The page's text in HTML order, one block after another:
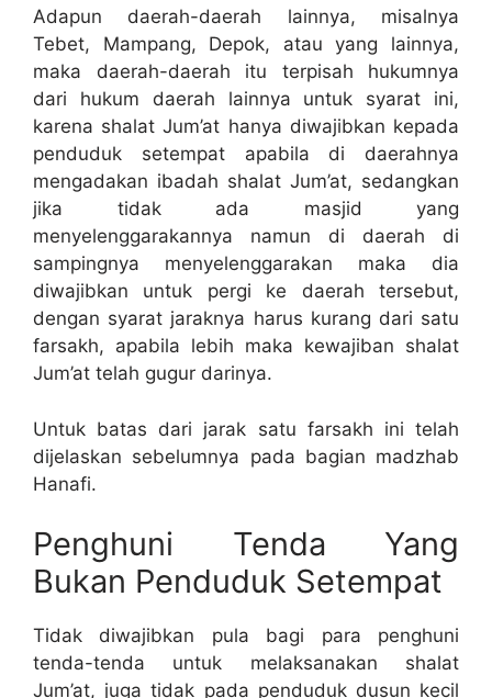
Adapun daerah-daerah lainnya, misalnya
Tebet, Mampang, Depok, atau yang lainnya,
maka daerah-daerah itu terpisah hukumnya
dari hukum daerah lainnya untuk syarat ini,
karena shalat Jum’at hanya diwajibkan kepada
penduduk setempat apabila di daerahnya
mengadakan ibadah shalat Jum’at, sedangkan
jika tidak ada masjid yang
menyelenggarakannya namun di daerah di
sampingnya menyelenggarakan maka dia
diwajibkan untuk pergi ke daerah tersebut,
dengan syarat jaraknya harus kurang dari satu
farsakh, apabila lebih maka kewajiban shalat
Jum’at telah gugur darinya.
Untuk batas dari jarak satu farsakh ini telah
dijelaskan sebelumnya pada bagian madzhab
Hanafi.
Penghuni Tenda Yang
Bukan Penduduk Setempat
Tidak diwajibkan pula bagi para penghuni
tenda-tenda untuk melaksanakan shalat
Jum’at, juga tidak pada penduduk dusun kecil